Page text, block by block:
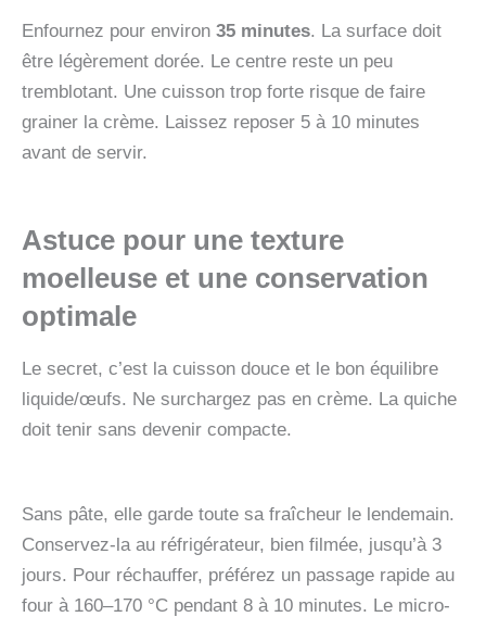
Enfournez pour environ 35 minutes. La surface doit
être légèrement dorée. Le centre reste un peu
tremblotant. Une cuisson trop forte risque de faire
grainer la crème. Laissez reposer 5 à 10 minutes
avant de servir.
Astuce pour une texture
moelleuse et une conservation
optimale
Le secret, c’est la cuisson douce et le bon équilibre
liquide/œufs. Ne surchargez pas en crème. La quiche
doit tenir sans devenir compacte.
Sans pâte, elle garde toute sa fraîcheur le lendemain.
Conservez-la au réfrigérateur, bien filmée, jusqu’à 3
jours. Pour réchauffer, préférez un passage rapide au
four à 160–170 °C pendant 8 à 10 minutes. Le micro-